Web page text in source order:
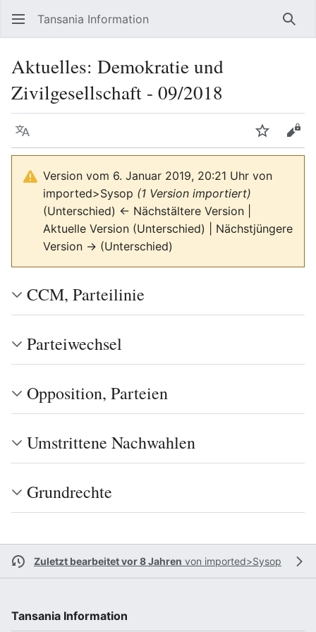
Tansania Information
Aktuelles: Demokratie und
Zivilgesellschaft - 09/2018
Sprache
Version vom 6. Januar 2019, 20:21 Uhr von
imported>Sysop (1 Version importiert)
(Unterschied) ← Nächstältere Version |
Aktuelle Version (Unterschied) | Nächstjüngere
Version → (Unterschied)
CCM, Parteilinie
Parteiwechsel
Opposition, Parteien
Umstrittene Nachwahlen
Grundrechte
Zuletzt bearbeitet vor 8 Jahren von imported>Sysop
Tansania Information